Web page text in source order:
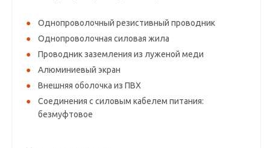
Однопроволочный резистивный проводник
Однопроволочная силовая жила
Проводник заземления из луженой меди
Алюминиевый экран
Внешняя оболочка из ПВХ
Соединения с силовым кабелем питания:
безмуфтовое